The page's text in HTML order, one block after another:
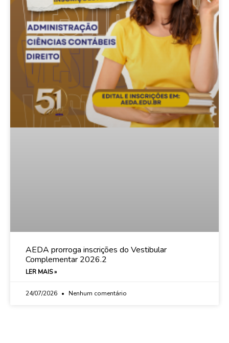
AEDA prorroga inscrições do Vestibular
Complementar 2026.2
LER MAIS »
24/07/2026 Nenhum comentário